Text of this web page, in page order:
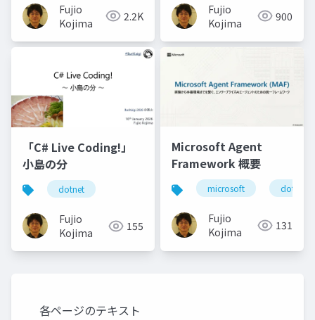
術発表を受けて～
(2025/07)
Fujio
Kojima
2.2K
Fujio
Kojima
900
「C# Live Coding!」
小島の分
dotnet
Fujio
Kojima
155
Microsoft Agent
Framework 概要
microsoft dotnet
Fujio
Kojima
131
各ページのテキスト